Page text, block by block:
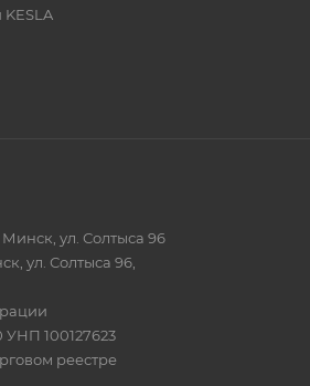
KESLA
ул. Солтыса 96
ул. Солтыса 96,
100127623
реестре